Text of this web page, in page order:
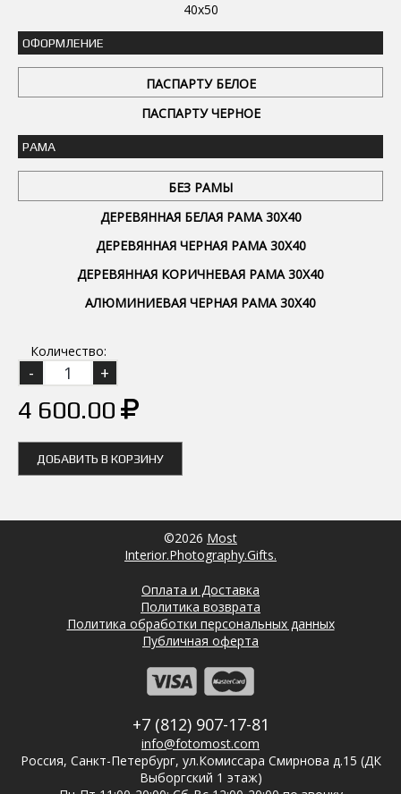
40x50
ОФОРМЛЕНИЕ
ПАСПАРТУ БЕЛОЕ
ПАСПАРТУ ЧЕРНОЕ
РАМА
БЕЗ РАМЫ
ДЕРЕВЯННАЯ БЕЛАЯ РАМА 30Х40
ДЕРЕВЯННАЯ ЧЕРНАЯ РАМА 30Х40
ДЕРЕВЯННАЯ КОРИЧНЕВАЯ РАМА 30Х40
АЛЮМИНИЕВАЯ ЧЕРНАЯ РАМА 30Х40
Количество:
4 600.00
ДОБАВИТЬ В КОРЗИНУ
©2026 Most
Interior.Photography.Gifts.
Оплата и Доставка
Политика возврата
Политика обработки персональных данных
Публичная оферта
+7 (812) 907-17-81
info@fotomost.com
Россия, Санкт-Петербург, ул.Комиссара Смирнова д.15 (ДК
Выборгский 1 этаж)